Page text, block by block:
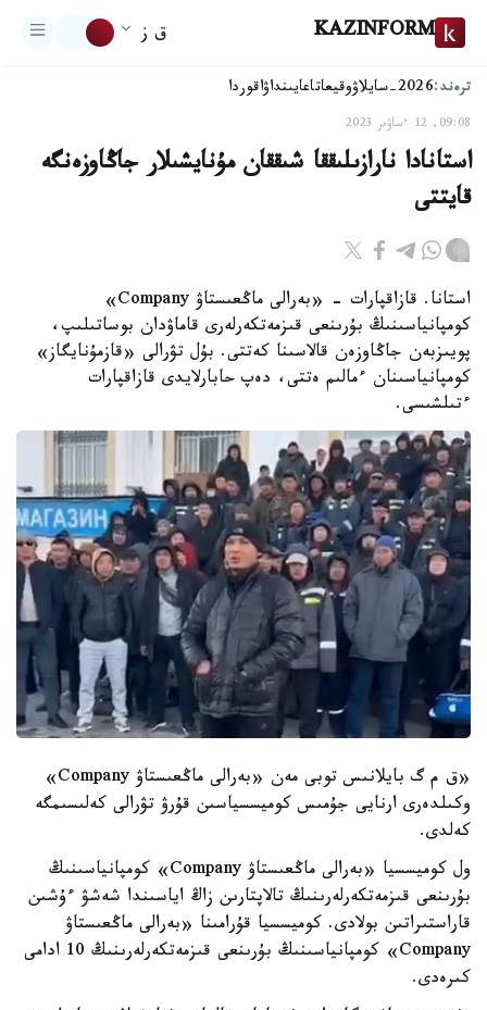
KAZINFORM ق ز
ترەند:2026-سايلاۋ وقيعاتاعايىنداۋاقوردا
09:08, 12 ءساۋىر 2023
استانادا نارازىلىققا شىققان مۇنايشىلار جاڭاوزەنگە
قايتتى
استانا. قازاقپارات - «بەرالى ماڭعىستاۋ Company»
كومپانياسىنىڭ بۇرىنعى قىزمەتكەرلەرى قاماۋدان بوساتىلىپ،
پويىزبەن جاڭاوزەن قالاسىنا كەتتى. بۇل تۋرالى «قازمۇنايگاز»
كومپانياسىنان ءمالىم ەتتى، دەپ حابارلايدى قازاقپارات
ءتىلشىسى.
«ق م گ بايلانىس توبى مەن «بەرالى ماڭعىستاۋ Company»
وكىلدەرى ارنايى جۇمىس كوميسسياسىن قۇرۋ تۋرالى كەلىسىمگە
كەلدى.
ول كوميسسيا «بەرالى ماڭعىستاۋ Company» كومپانياسىنىڭ
بۇرىنعى قىزمەتكەرلەرىنىڭ تالاپتارىن زاڭ اياسىندا شەشۋ ءۇشىن
قاراستىراتىن بولادى. كوميسسيا قۇرامىنا «بەرالى ماڭعىستاۋ
Company» كومپانياسىنىڭ بۇرىنعى قىزمەتكەرلەرىنىڭ 10 ادامى
كىرەدى.